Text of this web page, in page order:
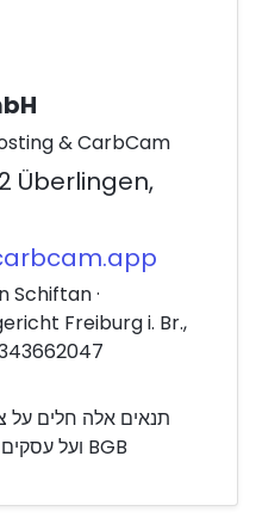
& CarbCam
Überlingen,
Schiftan ·
Freiburg i. Br.,
BGB ועל עסקים כמשמעותם בסעיף §14 BGB.